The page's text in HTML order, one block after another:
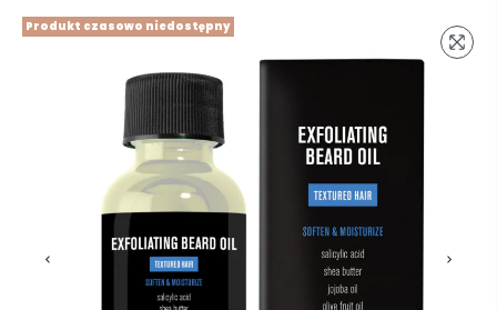
Produkt czasowo niedostępny